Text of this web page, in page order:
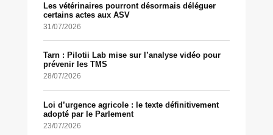
Les vétérinaires pourront désormais déléguer
certains actes aux ASV
31/07/2026
Tarn : Pilotii Lab mise sur l’analyse vidéo pour
prévenir les TMS
28/07/2026
Loi d’urgence agricole : le texte définitivement
adopté par le Parlement
23/07/2026